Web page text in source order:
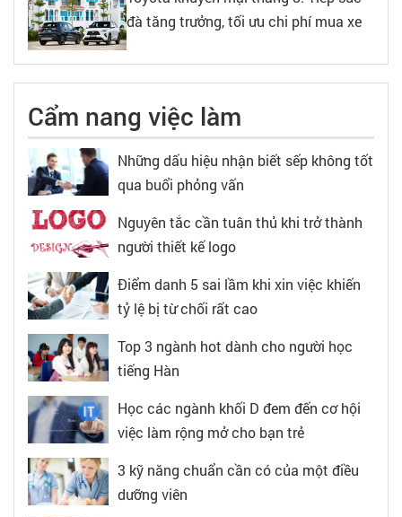
đà tăng trưởng, tối ưu chi phí mua xe
Cẩm nang việc làm
Những dấu hiệu nhận biết sếp không tốt
qua buổi phỏng vấn
Nguyên tắc cần tuân thủ khi trở thành
người thiết kế logo
Điểm danh 5 sai lầm khi xin việc khiến
tỷ lệ bị từ chối rất cao
Top 3 ngành hot dành cho người học
tiếng Hàn
Học các ngành khối D đem đến cơ hội
việc làm rộng mở cho bạn trẻ
3 kỹ năng chuẩn cần có của một điều
dưỡng viên